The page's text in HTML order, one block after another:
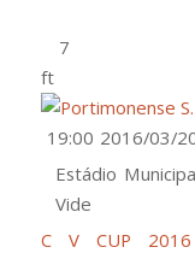
ft
2016/03/
19:00
Estádio
Vide
C V CUP 2016